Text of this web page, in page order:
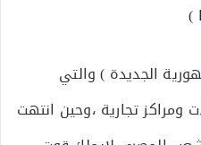
)
الجديدة ) والتي
ومراكز تجارية ،وحين انتهت